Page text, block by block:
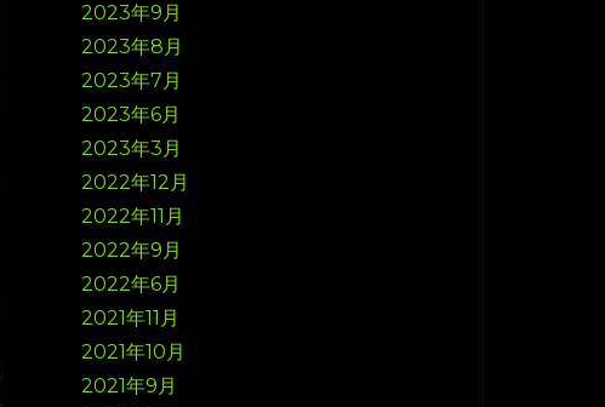
2023年9月
2023年8月
2023年7月
2023年6月
2023年3月
2022年12月
2022年11月
2022年9月
2022年6月
2021年11月
2021年10月
2021年9月